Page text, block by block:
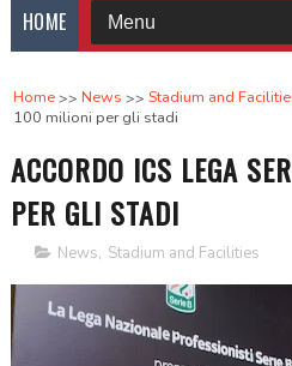
HOME
Home News Stadium and
100 milioni per gli stadi
ACCORDO ICS LEGA
PER GLI STADI
News, Stadium and Facilities